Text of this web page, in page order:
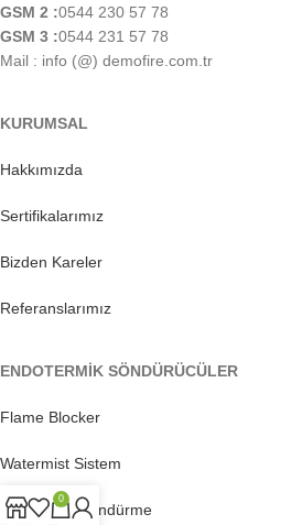
GSM 2 :0544 230 57 78
GSM 3 :0544 231 57 78
Mail : info (@) demofire.com.tr
KURUMSAL
Hakkımızda
Sertifikalarımız
Bizden Kareler
Referanslarımız
ENDOTERMİK SÖNDÜRÜCÜLER
Flame Blocker
Watermist Sistem
Tayfun Tipi Söndürme
0